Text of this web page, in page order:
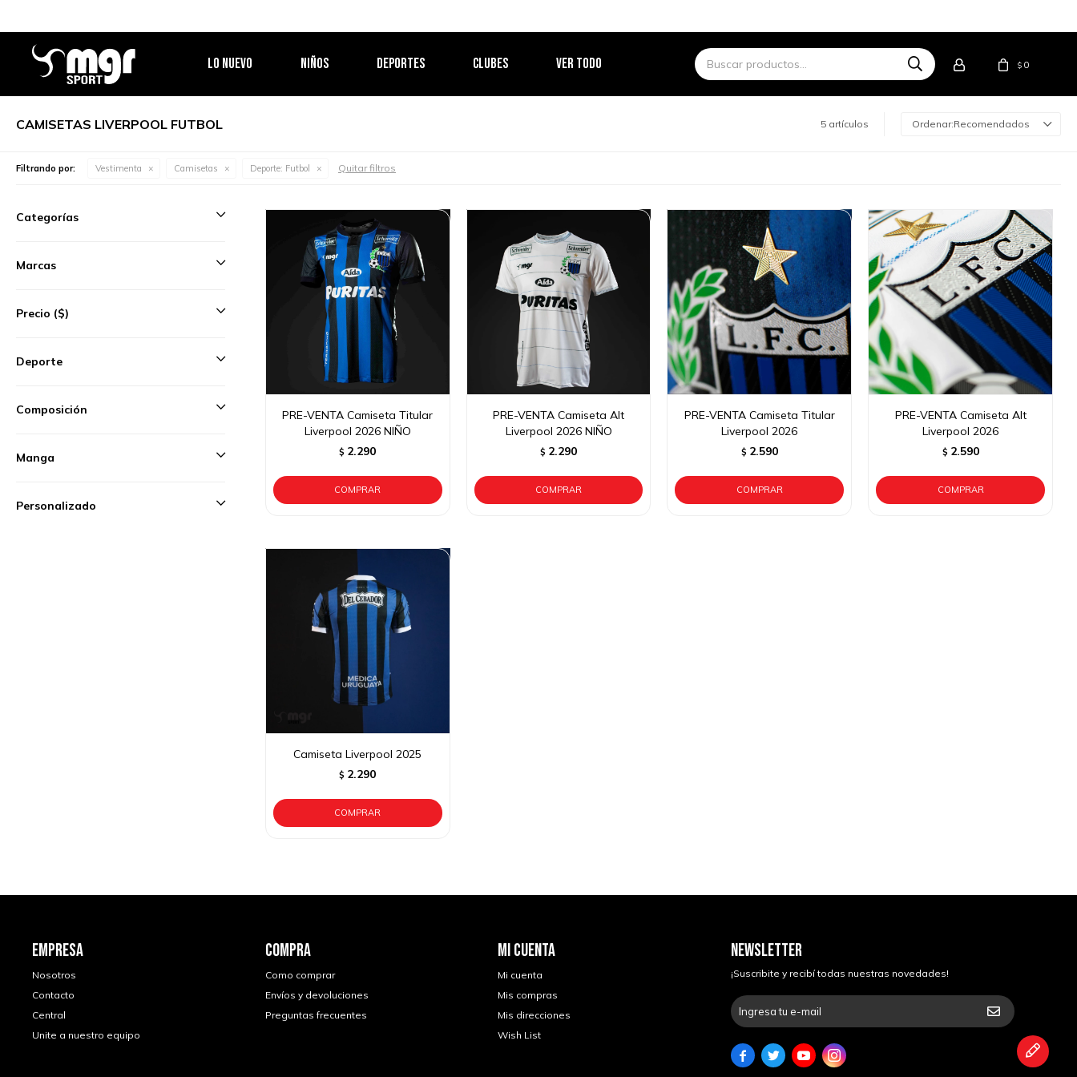
LO NUEVO NIÑOS DEPORTES CLUBES VER TODO $ 0
CAMISETAS LIVERPOOL FUTBOL 5 artículos Recomendados
Filtrando por: Vestimenta Camisetas Deporte: Futbol Quitar filtros
PRE-VENTA Camiseta Titular
Liverpool 2026 NIÑO
$ 2.290
PRE-VENTA Camiseta Alt
Liverpool 2026 NIÑO
$ 2.290
PRE-VENTA Camiseta Titular
Liverpool 2026
$ 2.590
PRE-VENTA Camiseta Alt
Liverpool 2026
$ 2.590
Camiseta Liverpool 2025
$ 2.290
Categorías
Marcas
Precio ($)
Deporte
Composición
Manga
Personalizado
EMPRESA
Nosotros
Contacto
Central
Unite a nuestro equipo
COMPRA
Como comprar
Envíos y devoluciones
Preguntas frecuentes
MI CUENTA
Mi cuenta
Mis compras
Mis direcciones
Wish List
NEWSLETTER
¡Suscribite y recibí todas nuestras novedades!
   